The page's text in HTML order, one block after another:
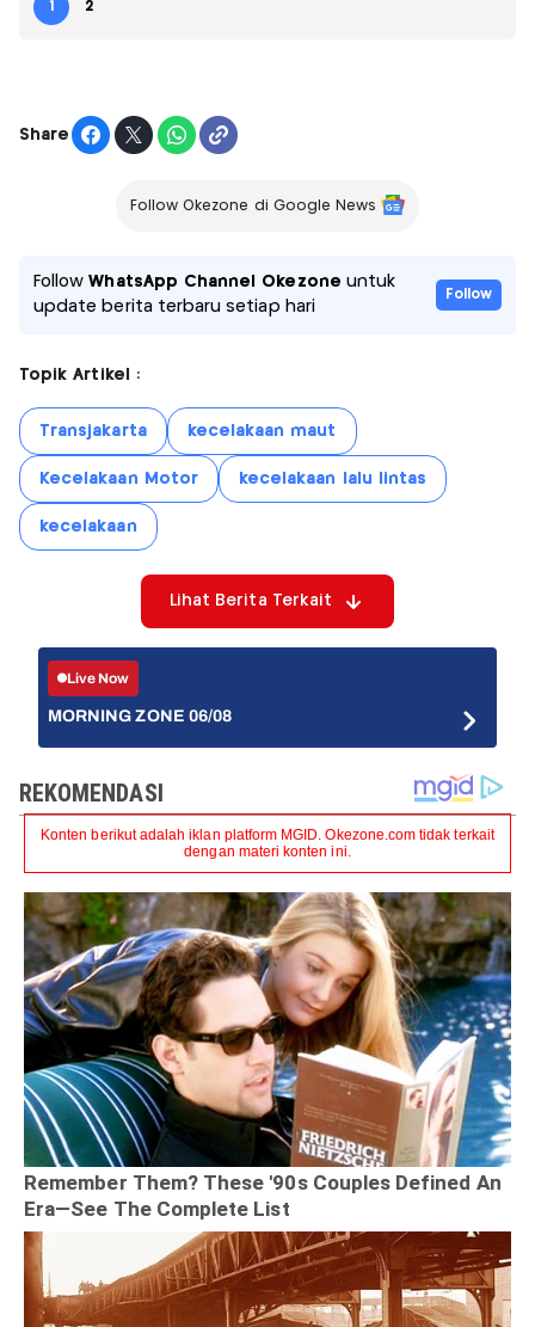
1 2
Share
Follow Okezone di Google News
FollowWhatsApp Channel Okezone untuk
update berita terbaru setiap hari
Follow
Topik Artikel :
Transjakarta kecelakaan maut
Kecelakaan Motor kecelakaan lalu lintas
kecelakaan
Lihat Berita Terkait
Live Now
MORNING ZONE 06/08